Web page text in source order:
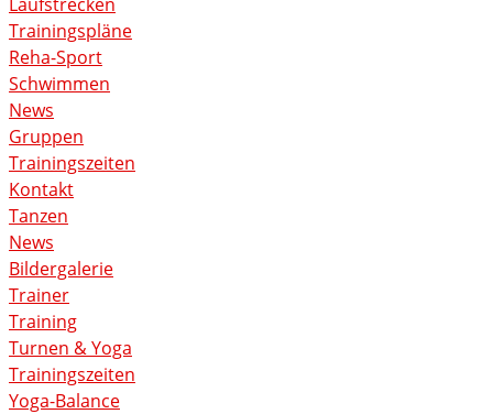
Laufstrecken
Trainingspläne
Reha-Sport
Schwimmen
News
Gruppen
Trainingszeiten
Kontakt
Tanzen
News
Bildergalerie
Trainer
Training
Turnen & Yoga
Trainingszeiten
Yoga-Balance